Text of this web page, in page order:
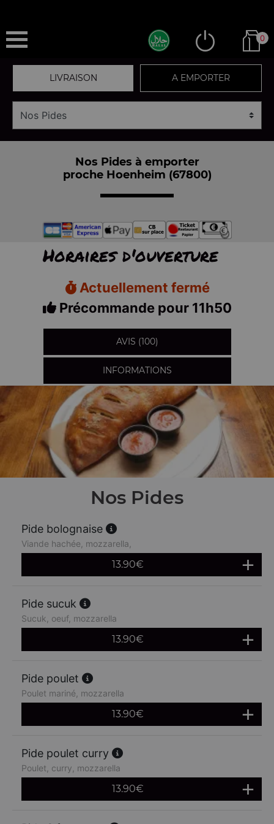
0
LIVRAISON A EMPORTER
Nos Pides à emporter
proche Hoenheim (67800)
Horaires d'ouverture
Actuellement fermé
Précommande pour 11h50
AVIS (100)
INFORMATIONS
Nos Pides
Pide bolognaise
Viande hachée, mozzarella,
13.90€
Pide sucuk
Sucuk, oeuf, mozzarella
13.90€
Pide poulet
Poulet mariné, mozzarella
13.90€
Pide poulet curry
Poulet, curry, mozzarella
13.90€